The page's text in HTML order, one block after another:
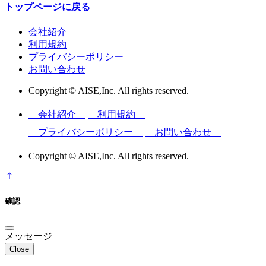
トップページに戻る
会社紹介
利用規約
プライバシーポリシー
お問い合わせ
Copyright © AISE,Inc. All rights reserved.
会社紹介
利用規約
プライバシーポリシー
お問い合わせ
Copyright © AISE,Inc. All rights reserved.
確認
メッセージ
Close